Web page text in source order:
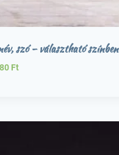
szó – választható színben
Ft